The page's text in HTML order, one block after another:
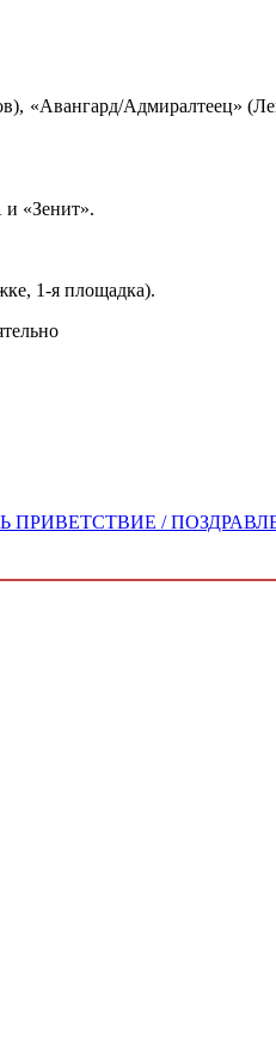
«Авангард/Адмиралтеец»
«Зенит».
1-я площадка).
ПРИВЕТСТВИЕ /